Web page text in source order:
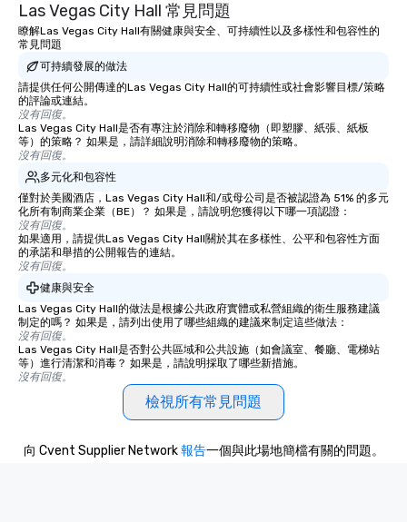
Las Vegas City Hall 常見問題
瞭解Las Vegas City Hall有關健康與安全、可持續性以及多樣性和包容性的
常見問題
可持續發展的做法
請提供任何公開傳達的Las Vegas City Hall的可持續性或社會影響目標/策略
的評論或連結。
沒有回復。
Las Vegas City Hall是否有專注於消除和轉移廢物（即塑膠、紙張、紙板
等）的策略？ 如果是，請詳細說明消除和轉移廢物的策略。
沒有回復。
多元化和包容性
僅對於美國酒店，Las Vegas City Hall和/或母公司是否被認證為 51% 的多元
化所有制商業企業（BE）？ 如果是，請說明您獲得以下哪一項認證：
沒有回復。
如果適用，請提供Las Vegas City Hall關於其在多樣性、公平和包容性方面
的承諾和舉措的公開報告的連結。
沒有回復。
健康與安全
Las Vegas City Hall的做法是根據公共政府實體或私營組織的衛生服務建議
制定的嗎？ 如果是，請列出使用了哪些組織的建議來制定這些做法：
沒有回復。
Las Vegas City Hall是否對公共區域和公共設施（如會議室、餐廳、電梯站
等）進行清潔和消毒？ 如果是，請說明採取了哪些新措施。
沒有回復。
檢視所有常見問題
向 Cvent Supplier Network報告一個與此場地簡檔有關的問題。